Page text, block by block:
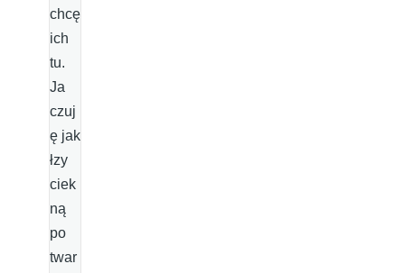
chcę
ich
tu.
Ja
czuj
ę jak
łzy
ciek
ną
po
twar